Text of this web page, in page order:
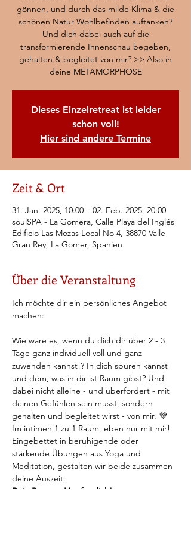
gönnen, und durch das milde Klima & die
schönen Natur Wohlbefinden auftanken?
Und dich dabei auch auf die
transformierende Innenschau begeben,
gehalten & begleitet von mir? >> Also in
deine METAMORPHOSE
Dieses Einzelretreat ist leider
schon voll!
Hier sind andere Termine
Zeit & Ort
31. Jan. 2025, 10:00 – 02. Feb. 2025, 20:00
soulSPA - La Gomera, Calle Playa del Inglés
Edificio Las Mozas Local No 4, 38870 Valle
Gran Rey, La Gomer, Spanien
Über die Veranstaltung
Ich möchte dir ein persönliches Angebot
machen:
Wie wäre es, wenn du dich dir über 2 - 3
Tage ganz individuell voll und ganz
zuwenden kannst!? In dich spüren kannst
und dem, was in dir ist Raum gibst? Und
dabei nicht alleine - und überfordert - mit
deinen Gefühlen sein musst, sondern
gehalten und begleitet wirst - von mir. 💜
Im intimen 1 zu 1 Raum, eben nur mit mir!
Eingebettet in beruhigende oder
stärkende Übungen aus Yoga und
Meditation, gestalten wir beide zusammen
deine Auszeit.
Dein Retreat. Nur für dich!